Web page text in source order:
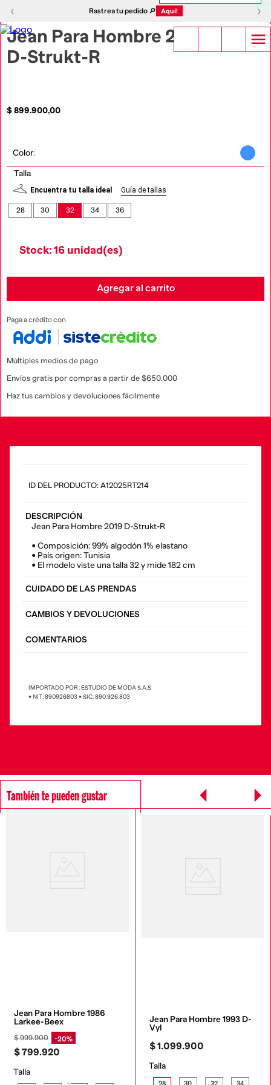
‹ Rastrea tu pedido 🔎 Aquí! ›
‹ ›
Jean Para Hombre 2019
D-Strukt-R
$899.900,00
Color:
Talla
Encuentra tu talla ideal Guía de tallas
28 30 32 34 36
Stock: 16 unidad(es)
Agregar al carrito
Paga a crédito con
Múltiples medios de pago
Envíos gratis por compras a partir de $650.000
Haz tus cambios y devoluciones fácilmente
: A12025RT214
DESCRIPCIÓN
Jean Para Hombre 2019 D-Strukt-R
• Composición: 99% algodón 1% elastano
• País origen: Tunisia
• El modelo viste una talla 32 y mide 182 cm
CUIDADO DE LAS PRENDAS
CAMBIOS Y DEVOLUCIONES
COMENTARIOS
IMPORTADO POR : ESTUDIO DE MODA S.A.S
• NIT: 890926803 • SIC: 890.926.803
También te pueden gustar
Jean Para Hombre 1986
Larkee-Beex
$999.900 20%
$799.920
Talla
Jean Para Hombre 1993 D-
Vyl
$1.099.900
Talla
28 30 32 34